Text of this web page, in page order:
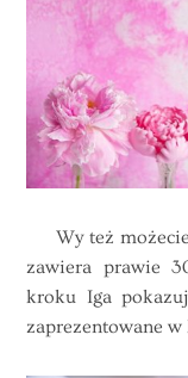
Wy też możecie
zawiera prawie
kroku Iga
zaprezentowane